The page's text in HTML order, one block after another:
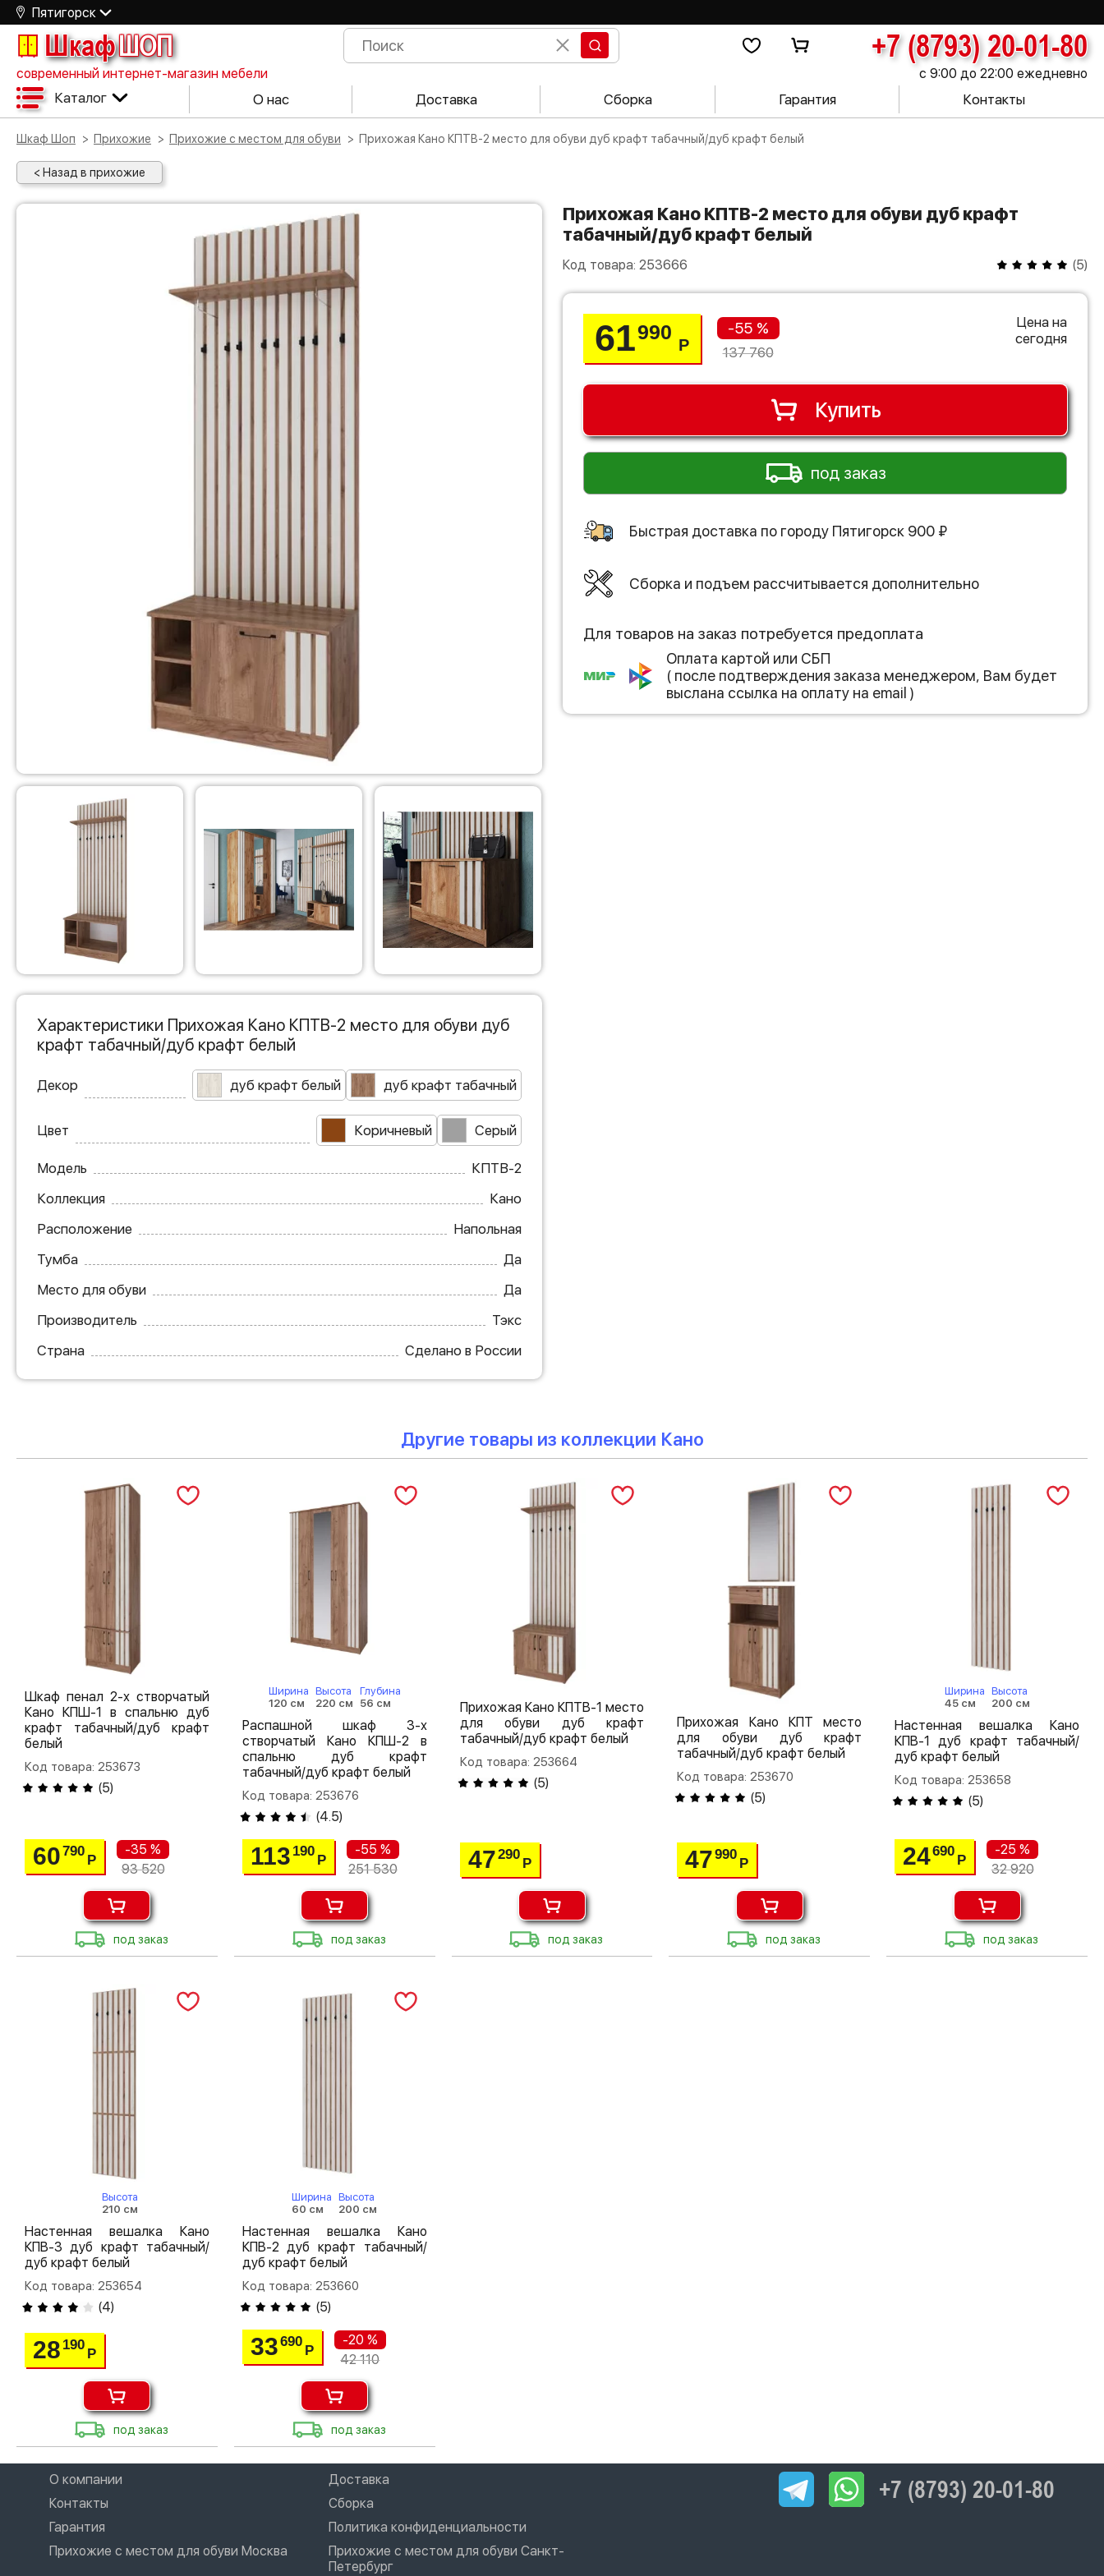
Пятигорск
ШкафШОП +7 (8793) 20-01-80
современный интернет-магазин мебели с 9:00 до 22:00 ежедневно
Каталог О нас Доставка Сборка Гарантия Контакты
Шкаф Шоп Прихожие Прихожие с местом для обуви Прихожая Кано КПТВ-2 место для обуви дуб крафт табачный/дуб крафт белый
< Назад в прихожие
Прихожая Кано КПТВ-2 место для обуви дуб крафт
табачный/дуб крафт белый
Код товара: 253666 (5)
61990
Р
-55 %
137 760
Цена на
сегодня
Купить
под заказ
Быстрая доставка по городу Пятигорск 900 ₽
Сборка и подъем рассчитывается дополнительно
Для товаров на заказ потребуется предоплата
Оплата картой или СБП
( после подтверждения заказа менеджером, Вам будет
выслана ссылка на оплату на email )
Характеристики Прихожая Кано КПТВ-2 место для обуви дуб
крафт табачный/дуб крафт белый
Декор дуб крафт белый дуб крафт табачный
Цвет Коричневый Серый
Модель
КПТВ-2
Коллекция
Кано
Расположение
Напольная
Тумба
Да
Место для обуви
Да
Производитель
Тэкс
Страна
Сделано в России
Другие товары из коллекции Кано
Шкаф пенал 2-х створчатый
Кано КПШ-1 в спальню дуб
крафт табачный/дуб крафт
белый
Код товара: 253673
(5)
60790
Р
-35 %
93 520
под заказ
Ширина
120 см
Высота
220 см
Глубина
56 см
Распашной шкаф 3-х
створчатый Кано КПШ-2 в
спальню дуб крафт
табачный/дуб крафт белый
Код товара: 253676
(4.5)
113 190
Р
-55 %
251 530
под заказ
Прихожая Кано КПТВ-1 место
для обуви дуб крафт
табачный/дуб крафт белый
Код товара: 253664
(5)
47290
Р
под заказ
Прихожая Кано КПТ место
для обуви дуб крафт
табачный/дуб крафт белый
Код товара: 253670
(5)
47990
Р
под заказ
Ширина
45 см
Высота
200 см
Настенная вешалка Кано
КПВ-1 дуб крафт табачный/
дуб крафт белый
Код товара: 253658
(5)
24690
Р
-25 %
32 920
под заказ
Высота
210 см
Настенная вешалка Кано
КПВ-3 дуб крафт табачный/
дуб крафт белый
Код товара: 253654
(4)
28 190
Р
под заказ
Ширина
60 см
Высота
200 см
Настенная вешалка Кано
КПВ-2 дуб крафт табачный/
дуб крафт белый
Код товара: 253660
(5)
33690
Р
-20 %
42 110
под заказ
О компании
Доставка
Контакты
Сборка
Гарантия
Политика конфиденциальности
Прихожие с местом для обуви Москва
Прихожие с местом для обуви Санкт-
Петербург
+7 (8793) 20-01-80